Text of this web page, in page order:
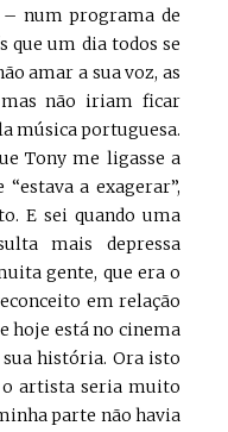
num programa de
que um dia todos se
amar a sua voz, as
não iriam ficar
música portuguesa.
Tony me ligasse a
a exagerar”,
E sei quando uma
mais depressa
gente, que era o
em relação
hoje está no cinema
história. Ora isto
o artista seria muito
parte não havia